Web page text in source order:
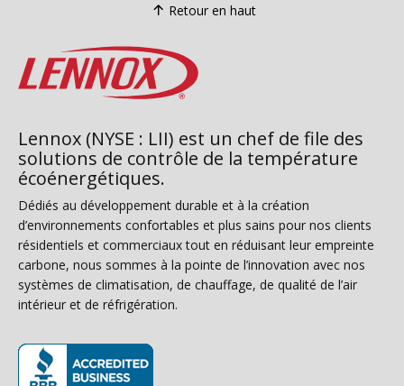
Retour en haut
Lennox (NYSE : LII) est un chef de file des
solutions de contrôle de la température
écoénergétiques.
Dédiés au développement durable et à la création
d’environnements confortables et plus sains pour nos clients
résidentiels et commerciaux tout en réduisant leur empreinte
carbone, nous sommes à la pointe de l’innovation avec nos
systèmes de climatisation, de chauffage, de qualité de l’air
intérieur et de réfrigération.